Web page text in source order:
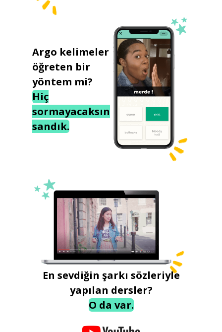
Argo kelimeler
öğreten bir
yöntem mi?
Hiç
sormayacaksın
sandık.
En sevdiğin şarkı sözleriyle
yapılan dersler?
O da var.